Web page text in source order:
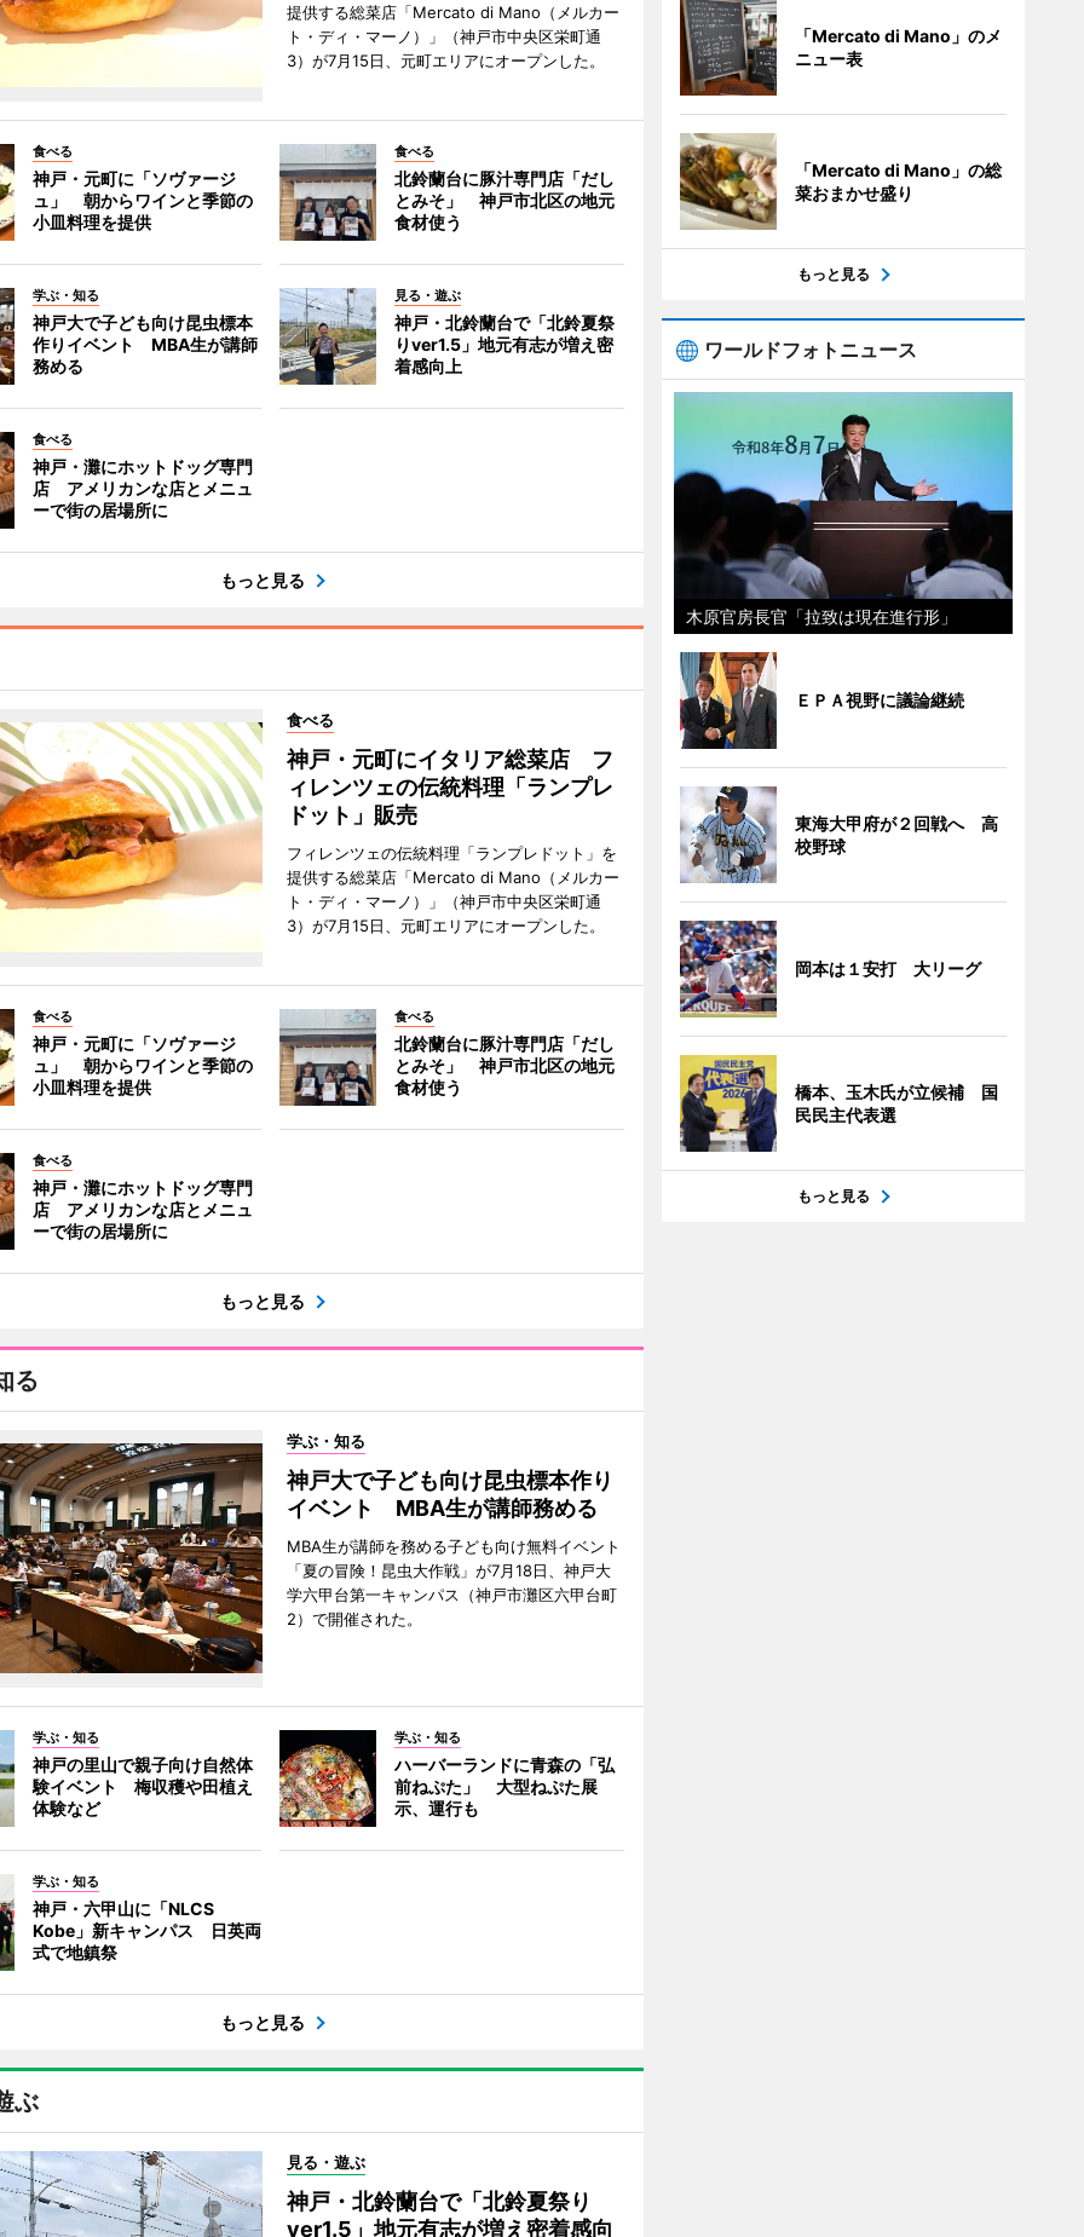
提供する総菜店「Mercato di Mano（メルカー
ト・ディ・マーノ）」（神戸市中央区栄町通
3）が7月15日、元町エリアにオープンした。
食べる
神戸・元町に「ソヴァージ
ュ」 朝からワインと季節の
小皿料理を提供
食べる
北鈴蘭台に豚汁専門店「だし
とみそ」 神戸市北区の地元
食材使う
学ぶ・知る
神戸大で子ども向け昆虫標本
作りイベント MBA生が講師
務める
見る・遊ぶ
神戸・北鈴蘭台で「北鈴夏祭
りver1.5」地元有志が増え密
着感向上
食べる
神戸・灘にホットドッグ専門
店 アメリカンな店とメニュ
ーで街の居場所に
もっと見る
食べる
神戸・元町にイタリア総菜店 フ
ィレンツェの伝統料理「ランプレ
ドット」販売
フィレンツェの伝統料理「ランプレドット」を
提供する総菜店「Mercato di Mano（メルカー
ト・ディ・マーノ）」（神戸市中央区栄町通
3）が7月15日、元町エリアにオープンした。
食べる
神戸・元町に「ソヴァージ
ュ」 朝からワインと季節の
小皿料理を提供
食べる
北鈴蘭台に豚汁専門店「だし
とみそ」 神戸市北区の地元
食材使う
食べる
神戸・灘にホットドッグ専門
店 アメリカンな店とメニュ
ーで街の居場所に
もっと見る
る
学ぶ・知る
神戸大で子ども向け昆虫標本作り
イベント MBA生が講師務める
MBA生が講師を務める子ども向け無料イベント
「夏の冒険！昆虫大作戦」が7月18日、神戸大
学六甲台第一キャンパス（神戸市灘区六甲台町
2）で開催された。
学ぶ・知る
神戸の里山で親子向け自然体
験イベント 梅収穫や田植え
体験など
学ぶ・知る
ハーバーランドに青森の「弘
前ねぷた」 大型ねぷた展
示、運行も
学ぶ・知る
神戸・六甲山に「NLCS
Kobe」新キャンパス 日英両
式で地鎮祭
もっと見る
ぶ
見る・遊ぶ
神戸・北鈴蘭台で「北鈴夏祭り
ver1.5」地元有志が増え密着感向
「Mercato di Mano」のメ
ニュー表
「Mercato di Mano」の総
菜おまかせ盛り
もっと見る
ワールドフォトニュース
木原官房長官「拉致は現在進行形」
ＥＰＡ視野に議論継続
東海大甲府が２回戦へ 高
校野球
岡本は１安打 大リーグ
橋本、玉木氏が立候補 国
民民主代表選
もっと見る